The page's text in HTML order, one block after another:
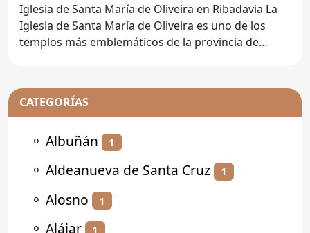
Iglesia de Santa María de Oliveira en Ribadavia La
Iglesia de Santa María de Oliveira es uno de los
templos más emblemáticos de la provincia de
CATEGORÍAS
⚬ Albuñán 1
⚬ Aldeanueva de Santa Cruz 1
⚬ Alosno 1
⚬ Alájar 1